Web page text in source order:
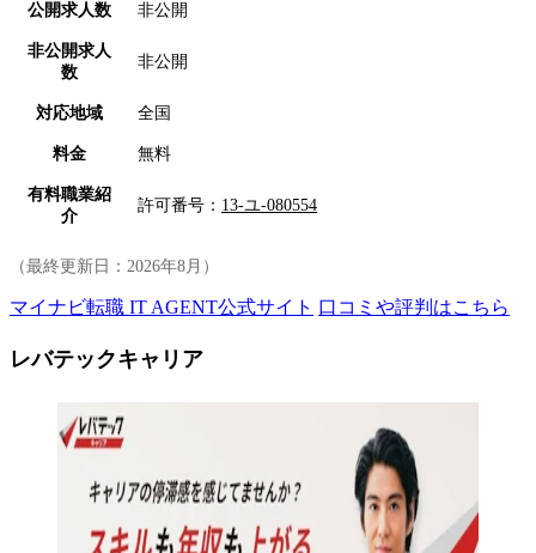
公開求人数 非公開
非公開求人
数
非公開
対応地域 全国
料金 無料
有料職業紹
介
許可番号： 13-ユ-080554
（最終更新日： 2026年8月 ）
マイナビ転職 IT AGENT公式サイト 口コミや評判はこちら
レバテックキャリア